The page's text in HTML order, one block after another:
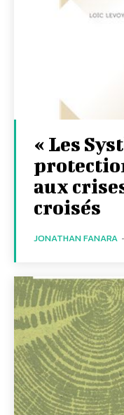
« Les
aux
croisés
JONATHAN FANARA